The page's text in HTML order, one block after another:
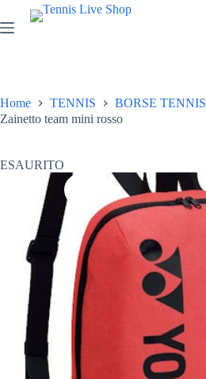
al
contenuto
Home TENNIS
BORSE TENNIS
Zainetto team mini rosso
ESAURITO